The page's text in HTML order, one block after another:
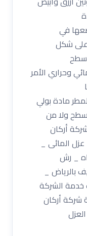
في
على شكل
وحراري الأمر
مادة بولي
ولا من
أركان
المائى _
_ رش
بالرياض _
خدمة الشركة
شركة أركان